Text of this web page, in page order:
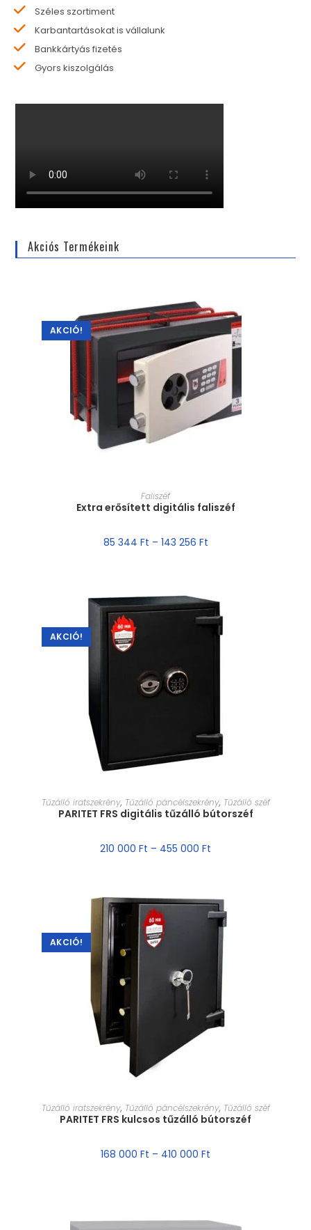
Széles szortiment
Karbantartásokat is vállalunk
Bankkártyás fizetés
Gyors kiszolgálás
Akciós Termékeink
AKCIÓ!
MÉRET VÁLASZTÁSA
Faliszéf
Extra erősített digitális faliszéf
85 344 Ft – 143 256 Ft
AKCIÓ!
MÉRET VÁLASZTÁSA
Tűzálló iratszekrény, Tűzálló páncélszekrény, Tűzálló széf
PARITET FRS digitális tűzálló bútorszéf
210 000 Ft – 455 000 Ft
AKCIÓ!
MÉRET VÁLASZTÁSA
Tűzálló iratszekrény, Tűzálló páncélszekrény, Tűzálló széf
PARITET FRS kulcsos tűzálló bútorszéf
168 000 Ft – 410 000 Ft